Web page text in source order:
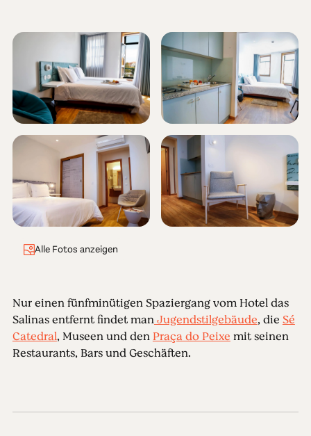
Alle Fotos anzeigen
Nur einen fünfminütigen Spaziergang vom Hotel das
Salinas entfernt findet manJugendstilgebäude, die Sé
Catedral, Museen und den Praça do Peixe mit seinen
Restaurants, Bars und Geschäften.